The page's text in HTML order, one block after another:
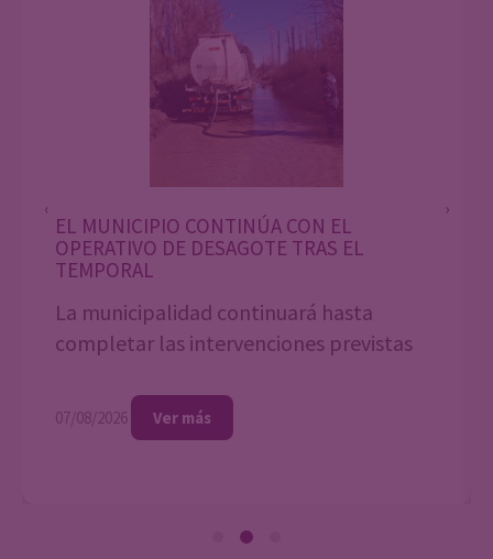
‹
EL MUNICIPIO CONTINÚA CON EL
OPERATIVO DE DESAGOTE TRAS EL
TEMPORAL
La municipalidad continuará hasta
completar las intervenciones previstas
07/08/2026 Ver más
›